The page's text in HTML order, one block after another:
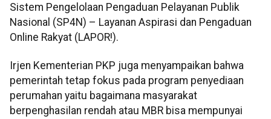
Sistem Pengelolaan Pengaduan Pelayanan Publik
Nasional (SP4N) – Layanan Aspirasi dan Pengaduan
Online Rakyat (LAPOR!).
Irjen Kementerian PKP juga menyampaikan bahwa
pemerintah tetap fokus pada program penyediaan
perumahan yaitu bagaimana masyarakat
berpenghasilan rendah atau MBR bisa mempunyai